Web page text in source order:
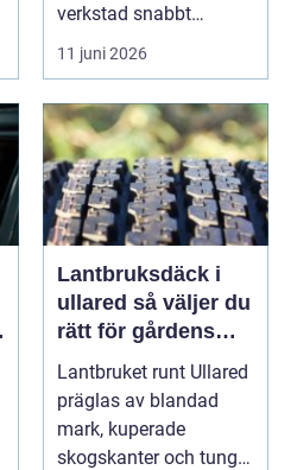
verkstad snabbt
avgörande. En MC-v...
11 juni 2026
Lantbruksdäck i
ullared så väljer du
rätt för gårdens
behov
Lantbruket runt Ullared
präglas av blandad
mark, kuperade
skogskanter och tunga